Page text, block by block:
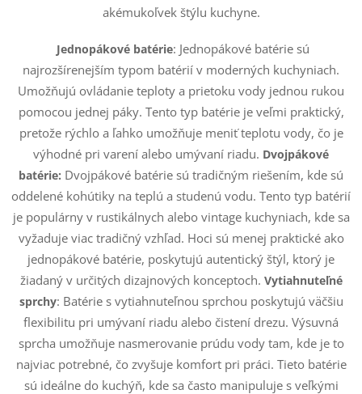
v
k
y
v
ý
u
akémukoľvek štýlu kuchyne.
Jednopákové batérie: Jednopákové batérie sú
najrozšírenejším typom batérií v moderných kuchyniach.
Umožňujú ovládanie teploty a prietoku vody jednou rukou
pomocou jednej páky. Tento typ batérie je veľmi praktický,
pretože rýchlo a ľahko umožňuje meniť teplotu vody, čo je
výhodné pri varení alebo umývaní riadu. Dvojpákové
batérie: Dvojpákové batérie sú tradičným riešením, kde sú
oddelené kohútiky na teplú a studenú vodu. Tento typ batérií
je populárny v rustikálnych alebo vintage kuchyniach, kde sa
vyžaduje viac tradičný vzhľad. Hoci sú menej praktické ako
jednopákové batérie, poskytujú autentický štýl, ktorý je
žiadaný v určitých dizajnových konceptoch. Vytiahnuteľné
sprchy: Batérie s vytiahnuteľnou sprchou poskytujú väčšiu
flexibilitu pri umývaní riadu alebo čistení drezu. Výsuvná
sprcha umožňuje nasmerovanie prúdu vody tam, kde je to
najviac potrebné, čo zvyšuje komfort pri práci. Tieto batérie
sú ideálne do kuchýň, kde sa často manipuluje s veľkými